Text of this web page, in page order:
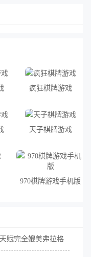
疯狂棋牌游戏
天子棋牌游戏
970棋牌游戏手机版
赋完全媲美弗拉格